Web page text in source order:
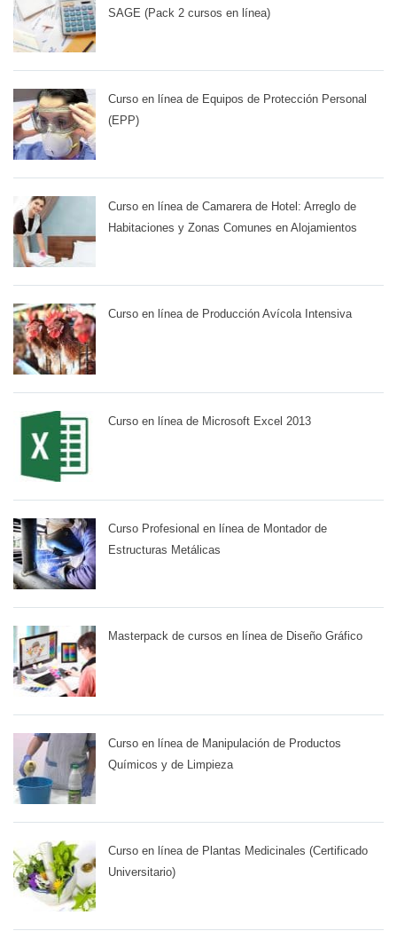
SAGE (Pack 2 cursos en línea)
Curso en línea de Equipos de Protección Personal
(EPP)
Curso en línea de Camarera de Hotel: Arreglo de
Habitaciones y Zonas Comunes en Alojamientos
Curso en línea de Producción Avícola Intensiva
Curso en línea de Microsoft Excel 2013
Curso Profesional en línea de Montador de
Estructuras Metálicas
Masterpack de cursos en línea de Diseño Gráfico
Curso en línea de Manipulación de Productos
Químicos y de Limpieza
Curso en línea de Plantas Medicinales (Certificado
Universitario)